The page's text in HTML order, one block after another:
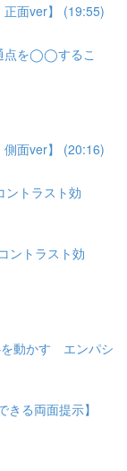
正面ver】 (19:55)
点を◯◯するこ
側面ver】 (20:16)
ントラスト効
ントラスト効
を動かす エンパシ
る両面提示】